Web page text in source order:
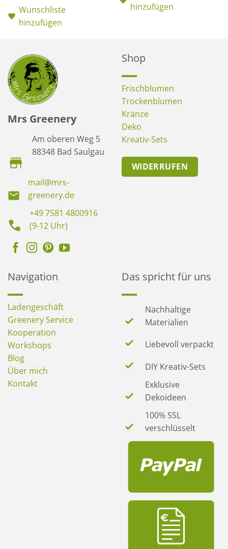
Wunschliste
hinzufügen
hinzufügen
Mrs Greenery
Am oberen Weg 5
88348 Bad Saulgau
mail@mrs-
greenery.de
+49 7581 4800916
(9-12 Uhr)
Shop
Frischblumen
Trockenblumen
Kränze
Deko
Kreativ-Sets
WIDERRUFEN
Navigation
Ladengeschäft
Greenery Service
Kooperation
Workshops
Blog
Über mich
Kontakt
Das spricht für uns
Nachhaltige
Materialien
Liebevoll verpackt
DIY Kreativ-Sets
Exklusive
Dekoideen
100% SSL
verschlüsselt